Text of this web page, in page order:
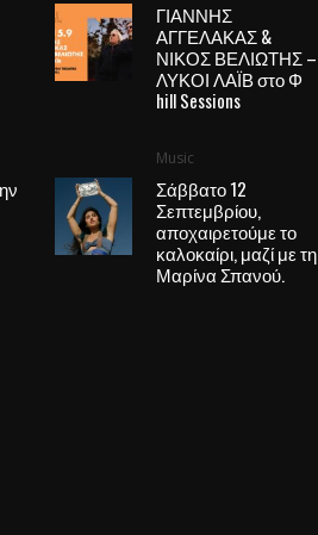
ΓΙΑΝΝΗΣ
ΑΓΓΕΛΑΚΑΣ &
ΝΙΚΟΣ ΒΕΛΙΩΤΗΣ –
ΛΥΚΟΙ ΛΑΪΒ στο Φ
hill Sessions
Music
Σάββατο 12
Σεπτεμβρίου,
αποχαιρετούμε το
καλοκαίρι, μαζί με τη
Μαρίνα Σπανού.